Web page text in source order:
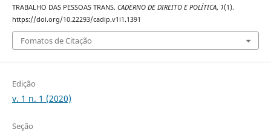
TRABALHO DAS PESSOAS TRANS. CADERNO DE DIREITO E POLÍTICA, 1(1).
https://doi.org/10.22293/cadip.v1i1.1391
Fomatos de Citação
Edição
v. 1 n. 1 (2020)
Seção